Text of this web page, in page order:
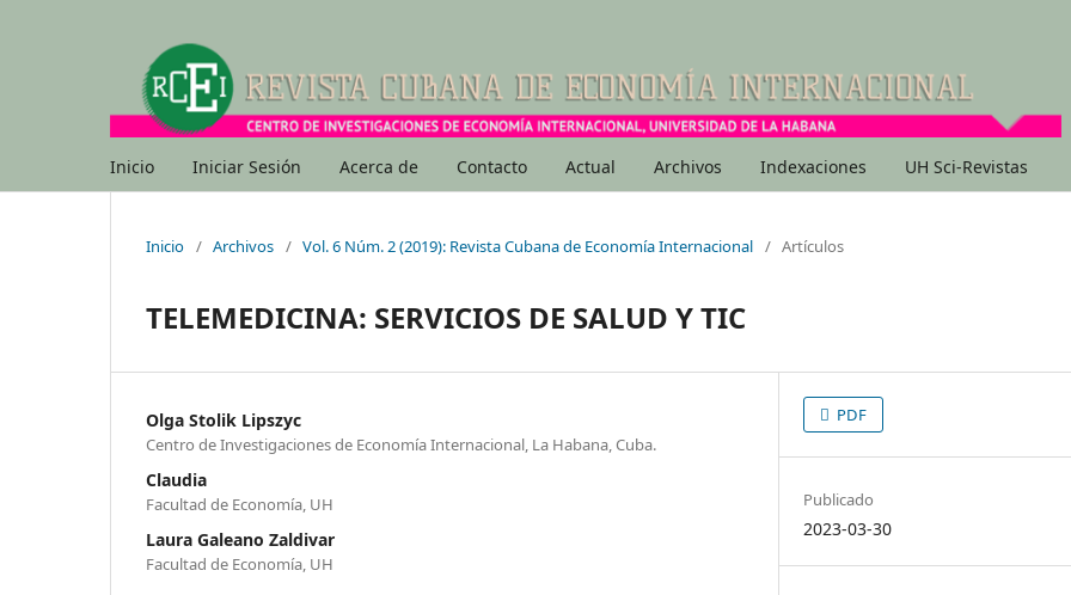
Inicio Iniciar Sesión Acerca de Contacto Actual Archivos Indexaciones UH Sci-Revistas
Inicio / Archivos / Vol. 6 Núm. 2 (2019): Revista Cubana de Economía Internacional / Artículos
TELEMEDICINA: SERVICIOS DE SALUD Y TIC
Olga Stolik Lipszyc
Centro de Investigaciones de Economía Internacional, La Habana, Cuba.
Claudia
Facultad de Economía, UH
Laura Galeano Zaldivar
Facultad de Economía, UH
PDF
Publicado
2023-03-30